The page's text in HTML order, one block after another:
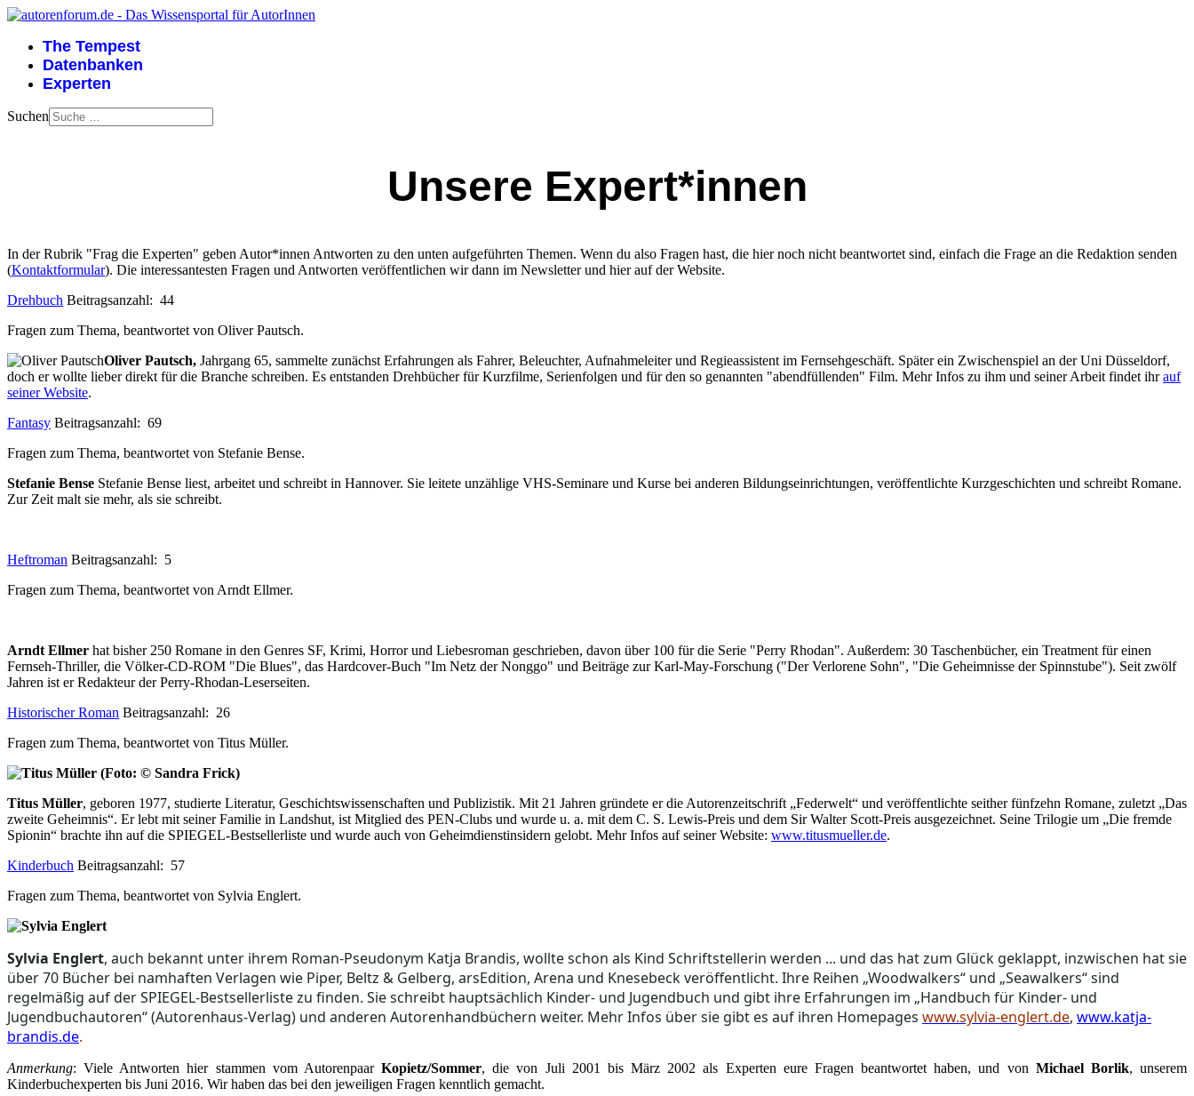
The Tempest
Datenbanken
Experten
Suchen
Unsere Expert*innen
In der Rubrik "Frag die Experten" geben Autor*innen Antworten zu den unten aufgeführten Themen. Wenn du also Fragen hast, die hier noch nicht beantwortet sind, einfach die Frage an die Redaktion senden
(Kontaktformular). Die interessantesten Fragen und Antworten veröffentlichen wir dann im Newsletter und hier auf der Website.
Drehbuch Beitragsanzahl: 44
Fragen zum Thema, beantwortet von Oliver Pautsch.
Oliver Pautsch, Jahrgang 65, sammelte zunächst Erfahrungen als Fahrer, Beleuchter, Aufnahmeleiter und Regieassistent im Fernsehgeschäft. Später ein Zwischenspiel an der Uni Düsseldorf,
doch er wollte lieber direkt für die Branche schreiben. Es entstanden Drehbücher für Kurzfilme, Serienfolgen und für den so genannten "abendfüllenden" Film. Mehr Infos zu ihm und seiner Arbeit findet ihrauf
seiner Website.
Fantasy Beitragsanzahl: 69
Fragen zum Thema, beantwortet von Stefanie Bense.
Stefanie Bense Stefanie Bense liest, arbeitet und schreibt in Hannover. Sie leitete unzählige VHS-Seminare und Kurse bei anderen Bildungseinrichtungen, veröffentlichte Kurzgeschichten und schreibt Romane.
Zur Zeit malt sie mehr, als sie schreibt.
Heftroman Beitragsanzahl: 5
Fragen zum Thema, beantwortet von Arndt Ellmer.
Arndt Ellmer hat bisher 250 Romane in den Genres SF, Krimi, Horror und Liebesroman geschrieben, davon über 100 für die Serie "Perry Rhodan". Außerdem: 30 Taschenbücher, ein Treatment für einen
Fernseh-Thriller, die Völker-CD-ROM "Die Blues", das Hardcover-Buch "Im Netz der Nonggo" und Beiträge zur Karl-May-Forschung ("Der Verlorene Sohn", "Die Geheimnisse der Spinnstube"). Seit zwölf
Jahren ist er Redakteur der Perry-Rhodan-Leserseiten.
Historischer Roman Beitragsanzahl: 26
Fragen zum Thema, beantwortet von Titus Müller.
Titus Müller, geboren 1977, studierte Literatur, Geschichtswissenschaften und Publizistik. Mit 21 Jahren gründete er die Autorenzeitschrift „Federwelt“ und veröffentlichte seither fünfzehn Romane, zuletzt „Das
zweite Geheimnis“. Er lebt mit seiner Familie in Landshut, ist Mitglied des PEN-Clubs und wurde u. a. mit dem C. S. Lewis-Preis und dem Sir Walter Scott-Preis ausgezeichnet. Seine Trilogie um „Die fremde
Spionin“ brachte ihn auf die SPIEGEL-Bestsellerliste und wurde auch von Geheimdienstinsidern gelobt. Mehr Infos auf seiner Website: www.titusmueller.de.
Kinderbuch Beitragsanzahl: 57
Fragen zum Thema, beantwortet von Sylvia Englert.
Sylvia Englert, auch bekannt unter ihrem Roman-Pseudonym Katja Brandis, wollte schon als Kind Schriftstellerin werden ... und das hat zum Glück geklappt, inzwischen hat sie
über 70 Bücher bei namhaften Verlagen wie Piper, Beltz & Gelberg, arsEdition, Arena und Knesebeck veröffentlicht. Ihre Reihen „Woodwalkers“ und „Seawalkers“ sind
regelmäßig auf der SPIEGEL-Bestsellerliste zu finden. Sie schreibt hauptsächlich Kinder- und Jugendbuch und gibt ihre Erfahrungen im „Handbuch für Kinder- und
Jugendbuchautoren“ (Autorenhaus-Verlag) und anderen Autorenhandbüchern weiter. Mehr Infos über sie gibt es auf ihren Homepages www.sylvia-englert.de, www.katja-
brandis.de.
Anmerkung: Viele Antworten hier stammen vom AutorenpaarKopietz/Sommer, die von Juli 2001 bis März 2002 als Experten eure Fragen beantwortet haben, und von Michael Borlik, unserem
Kinderbuchexperten bis Juni 2016. Wir haben das bei den jeweiligen Fragen kenntlich gemacht.